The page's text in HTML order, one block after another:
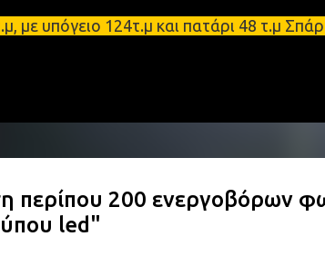
Μετάβαση στο κύριο
124τ.μ και πατάρι 48 τ.μ
περίπου 200 ενεργοβόρων
led"